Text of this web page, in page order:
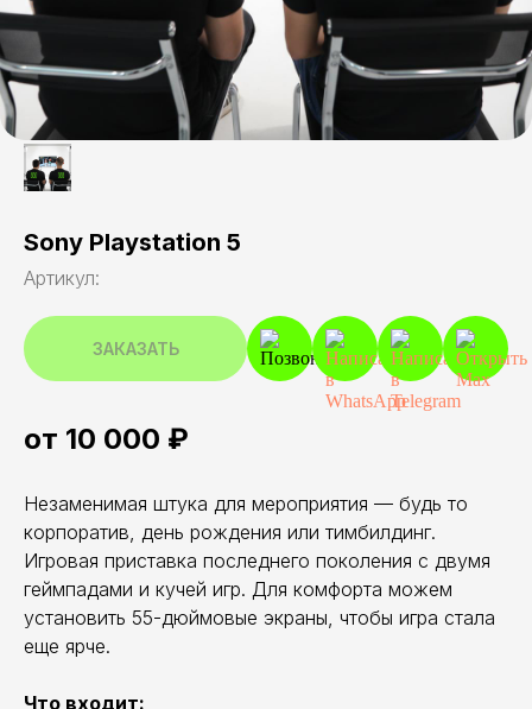
Sony Playstation 5
Артикул:
ЗАКАЗАТЬ
от 10 000 ₽
Незаменимая штука для мероприятия — будь то
корпоратив, день рождения или тимбилдинг.
Игровая приставка последнего поколения с двумя
геймпадами и кучей игр. Для комфорта можем
установить 55-дюймовые экраны, чтобы игра стала
еще ярче.
Что входит: